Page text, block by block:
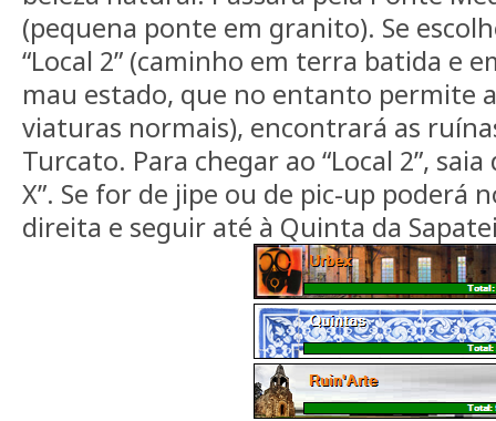
(pequena ponte em granito). Se
“Local 2” (caminho em terra batida e
mau estado, que no entanto permite
viaturas normais), encontrará as
Turcato. Para chegar ao “Local 2”,
X”. Se for de jipe ou de pic-up poderá
direita e seguir até à Quinta da